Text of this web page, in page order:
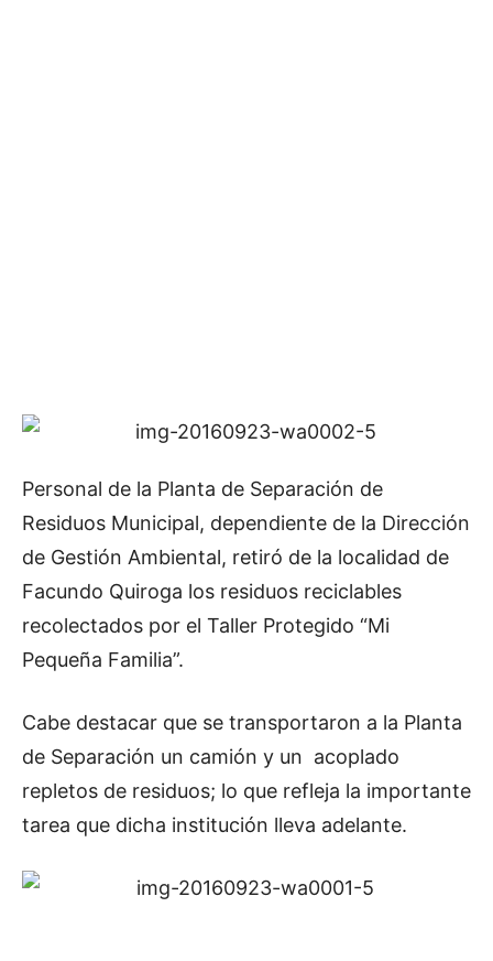
Personal de la Planta de Separación de
Residuos Municipal, dependiente de la Dirección
de Gestión Ambiental, retiró de la localidad de
Facundo Quiroga los residuos reciclables
recolectados por el Taller Protegido “Mi
Pequeña Familia”.
Cabe destacar que se transportaron a la Planta
de Separación un camión y un acoplado
repletos de residuos; lo que refleja la importante
tarea que dicha institución lleva adelante.